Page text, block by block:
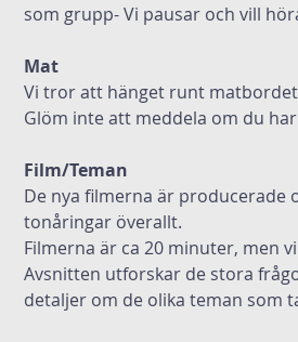
som grupp- Vi pausar och vill
Mat
Vi tror att hänget runt
Glöm inte att meddela om du
Film/Teman
De nya filmerna är producerade
tonåringar överallt.
Filmerna är ca 20 minuter, men
Avsnitten utforskar de stora
detaljer om de olika teman som